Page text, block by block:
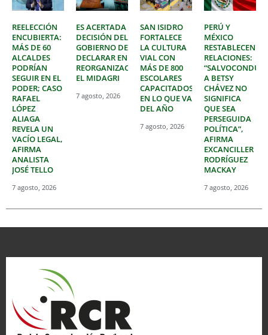
REELECCIÓN
ENCUBIERTA:
MÁS DE 60
ALCALDES
PODRÍAN
SEGUIR EN EL
PODER; CASO
RAFAEL
LÓPEZ
ALIAGA
REVELA UN
VACÍO LEGAL,
AFIRMA
ANALISTA
JOSÉ TELLO
7 agosto, 2026
ES ACERTADA
DECISIÓN DEL
GOBIERNO DE
DECLARAR EN
REORGANIZACIÓN
EL MIDAGRI
7 agosto, 2026
SAN ISIDRO
FORTALECE
LA CULTURA
VIAL CON
MÁS DE 800
ESCOLARES
CAPACITADOS
EN LO QUE VA
DEL AÑO
7 agosto, 2026
PERÚ Y
MÉXICO
RESTABLECEN
RELACIONES:
A BETSY
CHÁVEZ NO
SIGNIFICA
QUE SEA
PERSEGUIDA
POLÍTICA”,
AFIRMA
EXCANCILLER
RODRÍGUEZ
MACKAY
7 agosto, 2026